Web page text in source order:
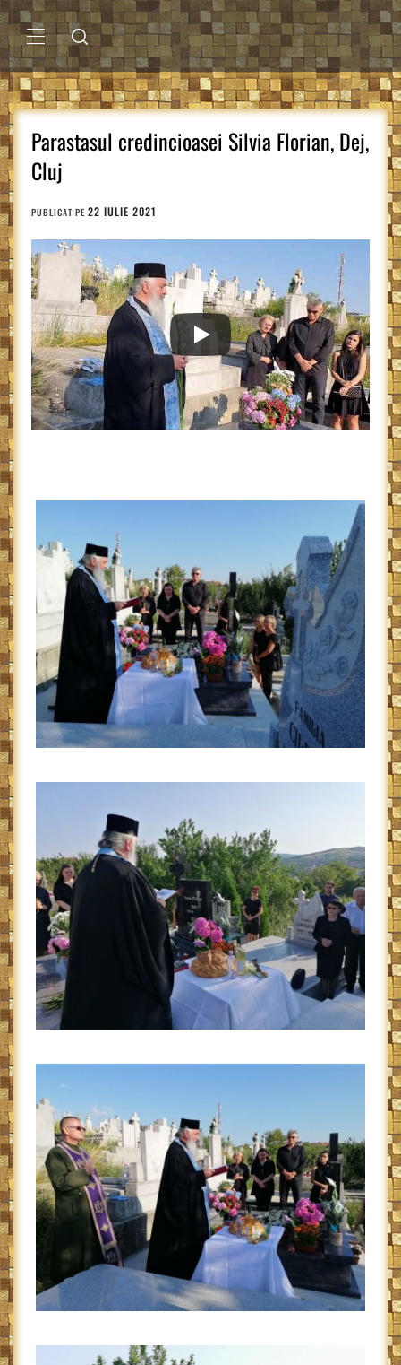
Sari
la
conținutMENIU
PRINCIPAL
Parastasul credincioasei Silvia Florian, Dej,
Cluj
PUBLICAT PE 22 IULIE 2021